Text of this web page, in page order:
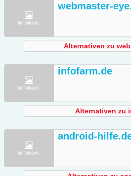
webmaster-
Alternativen zu
infofarm.de
Alternativen zu
android-